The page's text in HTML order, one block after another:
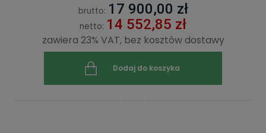
brutto: 17 900,00 zł
netto: 14 552,85 zł
zawiera 23% VAT, bez kosztów dostawy
Dodaj do koszyka